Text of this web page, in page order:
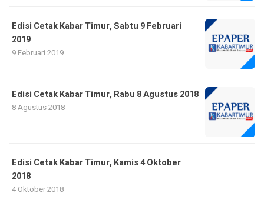
Edisi Cetak Kabar Timur, Sabtu 9 Februari
2019
9 Februari 2019
Edisi Cetak Kabar Timur, Rabu 8 Agustus 2018
8 Agustus 2018
Edisi Cetak Kabar Timur, Kamis 4 Oktober
2018
4 Oktober 2018